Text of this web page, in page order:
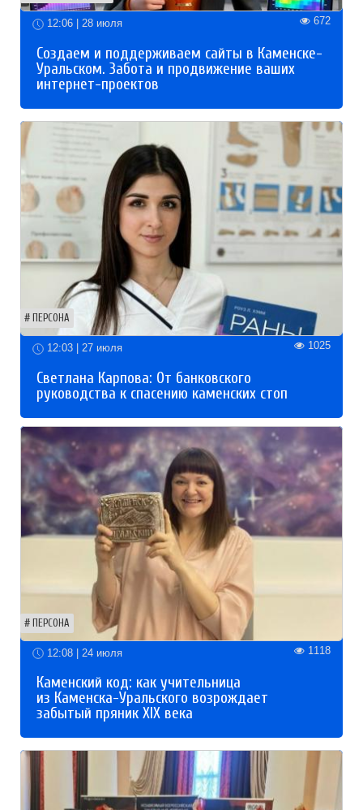
12:06 | 28 июля 672
Создаем и поддерживаем сайты в Каменске-
Уральском. Забота и продвижение ваших
интернет-проектов
ПЕРСОНА
12:03 | 27 июля 1025
Светлана Карпова: От банковского
руководства к спасению каменских стоп
ПЕРСОНА
12:08 | 24 июля 1118
Каменский код: как учительница
из Каменска-Уральского возрождает
забытый пряник XIX века